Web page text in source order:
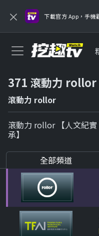
× 下載官方 App，手機
371 滾動力 rollor
滾動力 rollor
滾動力 rollor 【人文紀
承】
全部頻道